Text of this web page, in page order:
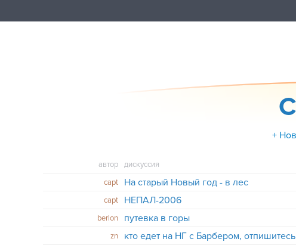
+
автор дискуссия
capt
На старый Новый год - в лес
capt
НЕПАЛ-2006
berlon
путевка в горы
zn
кто едет на НГ с Барбером,